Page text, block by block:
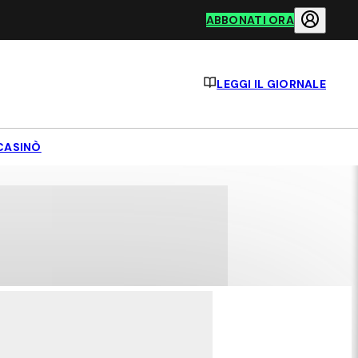
ABBONATI ORA
LEGGI IL GIORNALE